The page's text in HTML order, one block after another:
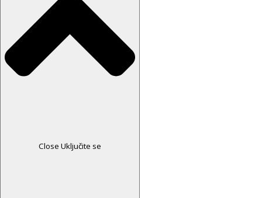
Close Uključite se